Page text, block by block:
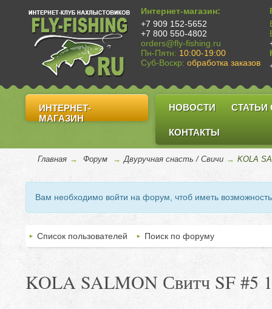
Интернет-магазин:
+7 909 152-5652
+7 800 550-4802
orders@fly-fishing.ru
Пн-Пятн: 10:00-19:00
Суб-Воскр: обработка заказов
ИНТЕРНЕТ-
МАГАЗИН
НОВОСТИ СТАТЬИ
КОНТАКТЫ
Главная → Форум → Двуручная снасть / Свичи → KOLA
Вам необходимо войти на форум, чтоб иметь
Список пользователей Поиск по форуму
KOLA SALMON Свитч SF #5